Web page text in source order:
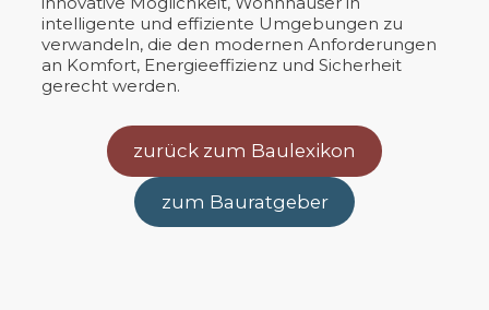
intelligente und effiziente Umgebungen zu
verwandeln, die den modernen Anforderungen
an Komfort, Energieeffizienz und Sicherheit
gerecht werden.
zurück zum Baulexikon
zum Bauratgeber